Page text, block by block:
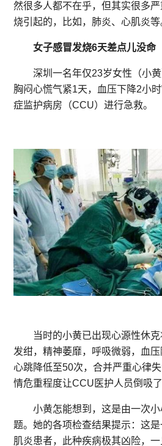
然很多人都不在乎，但其实很多
烧引起的，比如，肺炎、心肌炎等
女子感冒发烧6天差点儿没命
深圳一名年仅23岁女性（小黄
胸闷心慌气紧1天，血压下降2小
症监护病房（CCU）进行急救。
当时的小黄已出现心源性休
发绀，精神萎靡，呼吸微弱，血压
心跳降低至50次，合并严重心律
情危重程度让CCU医护人员倒吸了
小黄怎能想到，这是由一次
题。她的各项检查结果提示：这
肌炎患者，此种疾病极其凶险，